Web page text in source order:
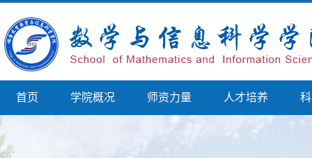
首页 学院概况 师资力量 人才培养